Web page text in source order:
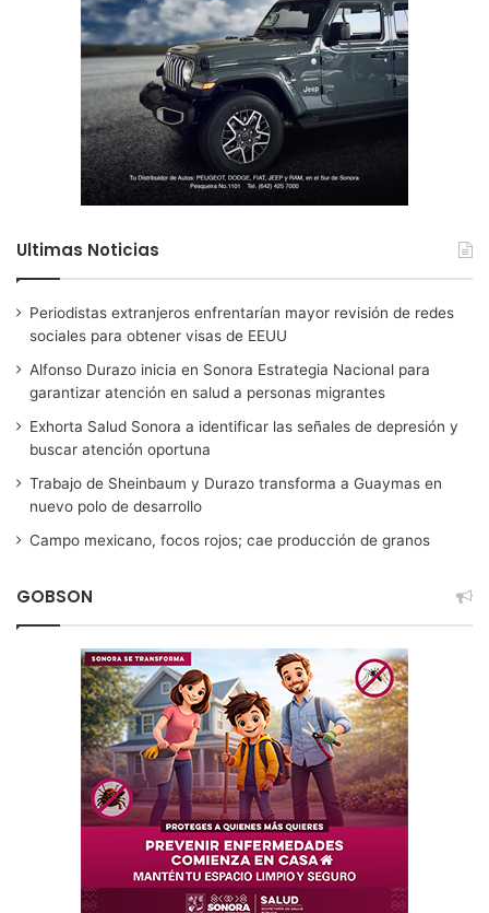
Ultimas Noticias
Periodistas extranjeros enfrentarían mayor revisión de redes
sociales para obtener visas de EEUU
Alfonso Durazo inicia en Sonora Estrategia Nacional para
garantizar atención en salud a personas migrantes
Exhorta Salud Sonora a identificar las señales de depresión y
buscar atención oportuna
Trabajo de Sheinbaum y Durazo transforma a Guaymas en
nuevo polo de desarrollo
Campo mexicano, focos rojos; cae producción de granos
GOBSON